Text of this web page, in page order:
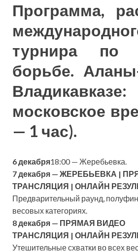
Программа,
турнира по
борьбе.
Владикавказе:
московское
— 1 час).
6декабря18:00 — Жеребьевка.
7 декабря — ЖЕРЕБЬЕВКА |
ТРАНСЛЯЦИЯ | ОНЛАЙН
Предварительный раунд,
весовых категориях.
8 декабря — ПРЯМАЯ ВИДЕО
ТРАНСЛЯЦИЯ | ОНЛАЙН
Утешительные схватки во всех